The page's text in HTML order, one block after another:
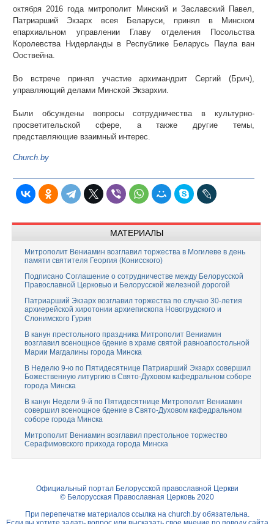
октября 2016 года митрополит Минский и Заславский Павел,
Патриарший Экзарх всея Беларуси, принял в Минском
епархиальном управлении Главу отделения Посольства
Королевства Нидерланды в Республике Беларусь Паула ван
Ооствейна.
Во встрече принял участие архимандрит Сергий (Брич),
управляющий делами Минской Экзархии.
Были обсуждены вопросы сотрудничества в культурно-
просветительской сфере, а также другие темы,
представляющие взаимный интерес.
Church.by
МАТЕРИАЛЫ
Митрополит Вениамин возглавил торжества в Могилеве в день
памяти святителя Георгия (Конисского)
Подписано Соглашение о сотрудничестве между Белорусской
Православной Церковью и Белорусской железной дорогой
Патриарший Экзарх возглавил торжества по случаю 30-летия
архиерейской хиротонии архиепископа Новогрудского и
Слонимского Гурия
В канун престольного праздника Митрополит Вениамин
возглавил всенощное бдение в храме святой равноапостольной
Марии Магдалины города Минска
В Неделю 9-ю по Пятидесятнице Патриарший Экзарх совершил
Божественную литургию в Свято-Духовом кафедральном соборе
города Минска
В канун Недели 9-й по Пятидесятнице Митрополит Вениамин
совершил всенощное бдение в Свято-Духовом кафедральном
соборе города Минска
Митрополит Вениамин возглавил престольное торжество
Серафимовского прихода города Минска
Официальный портал Белорусской православной Церкви
© Белорусская Православная Церковь 2020
При перепечатке материалов ссылка на church.byобязательна.